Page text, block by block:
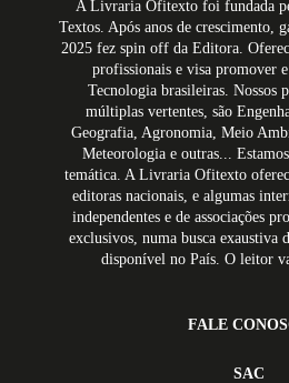
A Livraria Ofitexto foi fundada
Textos. Após anos de crescimento,
2025 fez spin off da Editora.
profissionais e visa promover
Tecnologia brasileiras. Nossos
múltiplas vertentes, são
Geografia, Agronomia, Meio
Meteorologia e outras...
temática. A Livraria Ofitexto
editoras nacionais, e algumas
independentes e de associações
exclusivos, numa busca exaustiva
disponível no País. O leitor
FALE
SAC